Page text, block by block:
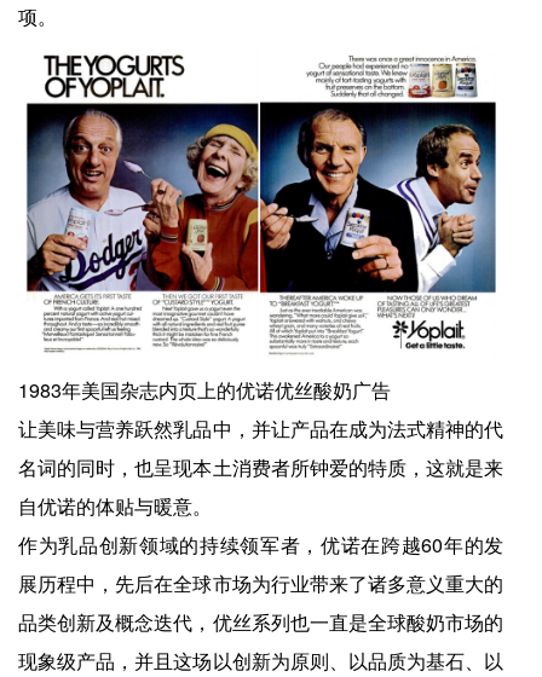
项。
1983年美国杂志内页上的优诺优丝酸奶广告
让美味与营养跃然乳品中，并让产品在成为法式精神的代
名词的同时，也呈现本土消费者所钟爱的特质，这就是来
自优诺的体贴与暖意。
作为乳品创新领域的持续领军者，优诺在跨越60年的发
展历程中，先后在全球市场为行业带来了诸多意义重大的
品类创新及概念迭代，优丝系列也一直是全球酸奶市场的
现象级产品，并且这场以创新为原则、以品质为基石、以